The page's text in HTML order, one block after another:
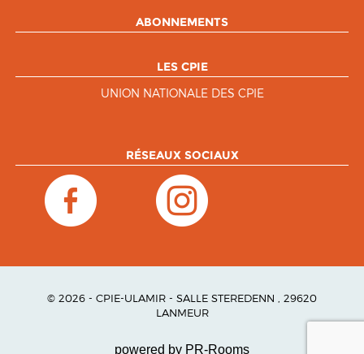
ABONNEMENTS
LES CPIE
UNION NATIONALE DES CPIE
RÉSEAUX SOCIAUX
© 2026 - CPIE-ULAMIR - SALLE STEREDENN , 29620
LANMEUR
powered by PR-Rooms